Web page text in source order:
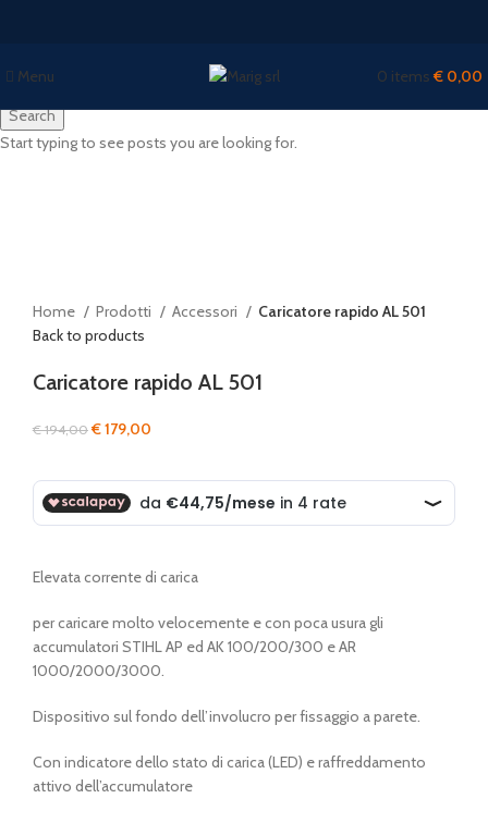
Menu 0 items € 0,00
Home Prodotti Accessori
Caricatore rapido AL 501
Back to products
Caricatore rapido AL 501
€194,00Il
era:
€ 194,00.
€179,00
è:
€ 179,00.
Elevata corrente di carica
per caricare molto velocemente e con poca usura gli
accumulatori STIHL AP ed AK 100/200/300 e AR
1000/2000/3000.
Dispositivo sul fondo dell’involucro per fissaggio a parete.
Con indicatore dello stato di carica (LED) e raffreddamento
attivo dell’accumulatore
Search
Start typing to see posts you are looking for.